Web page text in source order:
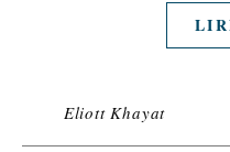
Eliott Khayat